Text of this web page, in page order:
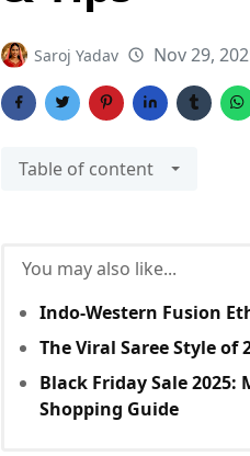
Saroj Yadav Nov 29,
Table of content
You may also like...
Indo-Western Fusion
The Viral Saree Style of
Black Friday Sale
Shopping Guide